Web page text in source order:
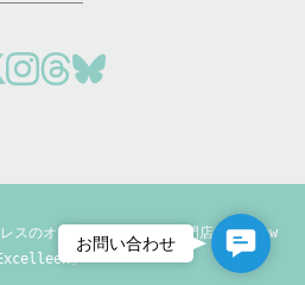
スのオーダーメイド制作専門店「Andrew
」
Contact
お問い合わせ